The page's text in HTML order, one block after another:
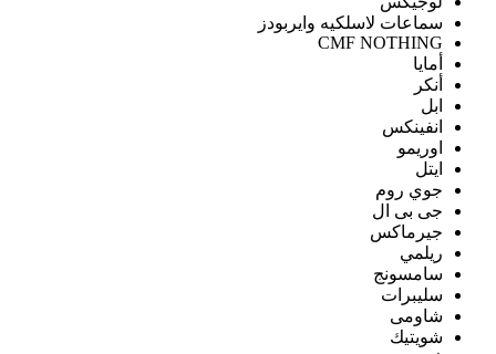
سماعات لاسلكيه وايربودز
CMF NOTHING
أمايا
أنكر
ابل
انفينكس
اوريمو
ايتل
جوي روم
جى بى ال
جيرماكس
ريلمي
سامسونج
سليبرات
شاومى
شويتيك